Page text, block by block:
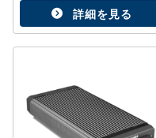
詳細を見る